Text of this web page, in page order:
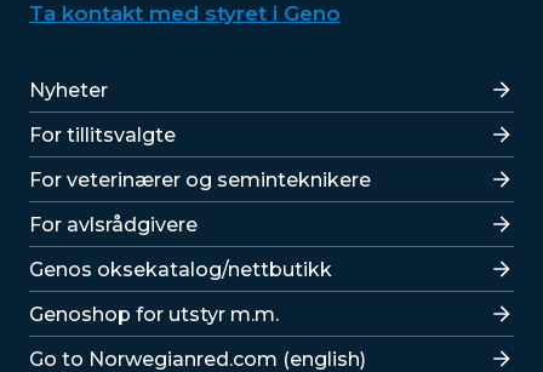
Ta kontakt med styret i Geno
Lenker
Nyheter
For tillitsvalgte
For veterinærer og seminteknikere
For avlsrådgivere
Lenker
Genos oksekatalog/nettbutikk
Genoshop for utstyr m.m.
Go to Norwegianred.com (english)